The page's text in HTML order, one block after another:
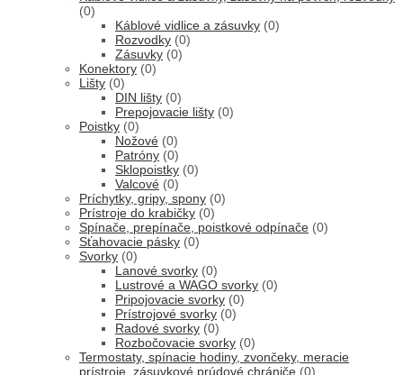
(0)
Káblové vidlice a zásuvky (0)
Rozvodky (0)
Zásuvky (0)
Konektory (0)
Lišty (0)
DIN lišty (0)
Prepojovacie lišty (0)
Poistky (0)
Nožové (0)
Patróny (0)
Sklopoistky (0)
Valcové (0)
Príchytky, gripy, spony (0)
Prístroje do krabičky (0)
Spínače, prepínače, poistkové odpínače (0)
Sťahovacie pásky (0)
Svorky (0)
Lanové svorky (0)
Lustrové a WAGO svorky (0)
Pripojovacie svorky (0)
Prístrojové svorky (0)
Radové svorky (0)
Rozbočovacie svorky (0)
Termostaty, spínacie hodiny, zvončeky, meracie
prístroje, zásuvkové prúdové chrániče (0)